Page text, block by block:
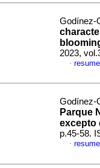
Godínez-
2023,
·
Godínez-
Parque
excepto
p.45-58.
·